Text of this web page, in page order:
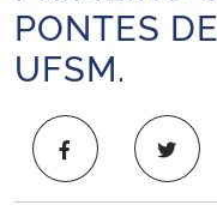
Ministério da Infraestrutura
Ministério da Agricultura,
Ministério da Educação
PONTES
UFSM.